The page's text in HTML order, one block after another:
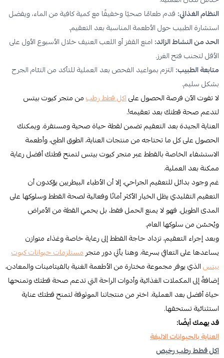
النظام الغذائي: قدم طعامًا صحيًا وخفيفًا مع كمية كافية من الماء، ويفضل
استشارة الطبيب حول الأطعمة المناسبة بعد التعقيم.
الحد من النشاط الزائد: امنع القفز أو اللعب العنيف خلال الأسبوع الأول على
الأقل لتجنب فتح الغرز.
متابعة الطبيب: التزم بمواعيد الفحص بعد العملية للتأكد من التئام الجرح
بشكل سليم.
لا تفوت الآن فرصة الحصول علىاكل قطط رطبمن متجر كيوت بيتس
لتدعم صحة قطتك بعد تعقيمه!.
العناية الجيدة بعد التعقيم تضمن لقطة حياة صحية ومستقرة. ويمكنك
الحصول على كل ما تحتاجه من منتجات العناية، الطوق الطبي، وأطعمة
الاستشفاء الخاصة بالقطط عبر متجر كيوت بيتس لتمنح قطتك أفضل رعاية
ممكنة بعد العملية.
غم وجود بدائل للتعقيم الجراحي، إلا أن الأطباء البيطريين يؤكدون أن
التعقيم التقليدي يظل الخيار الأكثر أمانًا وفعالية لصحة القطط وسلوكها على
المدى الطويل. فهو لا يمنع الحمل فقط، بل يحمي القطة من الأمراض
ويُحسّن من سلوكها العام.
وبعد إجراء التعقيم، تزداد حاجة القطط إلى رعاية خاصة وغذاء متوازن
يساعدها على التعافي بسرعة. وهنا يأتي دور متجرمستلزمات حيوانات كيوت
بيتسالذي يوفر مجموعة مختارة من الأطعمة الغنية بالفيتامينات والمعادن،
إضافةً إلى المكملات الغذائية وأدوات الراحة التي تدعم صحة قطتك وتمنحها
حياة أفضل بعد العملية. اختر من منتجاتنا الموثوقة لتمنح قطتك عناية
استثنائية تستحقها.
قد يهمك أيضًا:
العناية بالحيوانات الاليفة
اكل قطط رطب رخيص